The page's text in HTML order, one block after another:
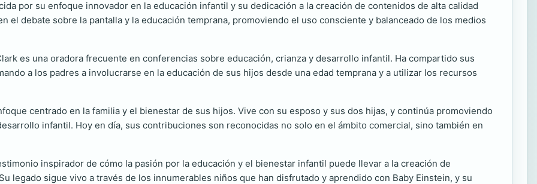
por su enfoque innovador en la educación infantil y su dedicación a la creación de contenidos de alta calidad
el debate sobre la pantalla y la educación temprana, promoviendo el uso consciente y balanceado de los medios
es una oradora frecuente en conferencias sobre educación, crianza y desarrollo infantil. Ha compartido sus
a los padres a involucrarse en la educación de sus hijos desde una edad temprana y a utilizar los recursos
centrado en la familia y el bienestar de sus hijos. Vive con su esposo y sus dos hijas, y continúa promoviendo
infantil. Hoy en día, sus contribuciones son reconocidas no solo en el ámbito comercial, sino también en
inspirador de cómo la pasión por la educación y el bienestar infantil puede llevar a la creación de
legado sigue vivo a través de los innumerables niños que han disfrutado y aprendido con Baby Einstein, y su